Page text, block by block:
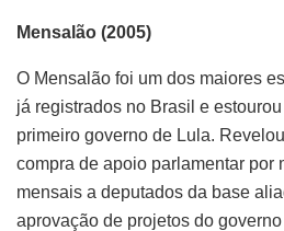
Mensalão (2005)
O Mensalão foi um dos maiores
já registrados no Brasil e
primeiro governo de Lula.
compra de apoio parlamentar por
mensais a deputados da base
aprovação de projetos do